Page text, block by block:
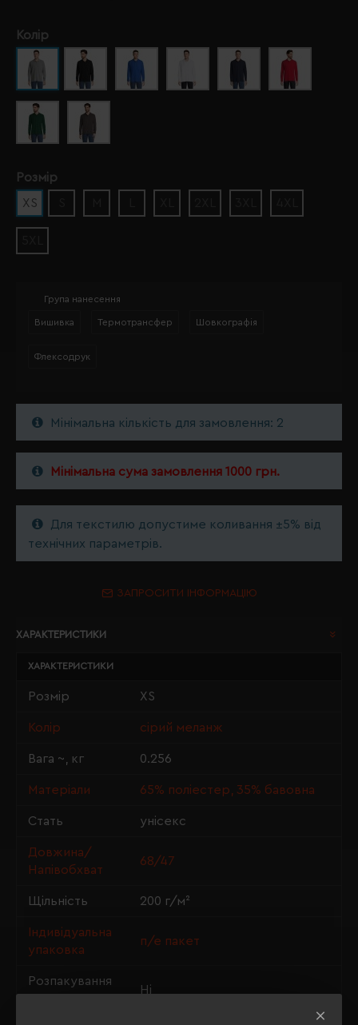
Колір
Розмір
XS
Група нанесення
Вишивка Термотрансфер Шовкографія
Флексодрук
Мінімальна кількість для замовлення: 2
Мінімальна сума замовлення 1000 грн.
Для текстилю допустиме коливання ±5% від
технічних параметрів.
ЗАПРОСИТИ ІНФОРМАЦІЮ
ХАРАКТЕРИСТИКИ
ХАРАКТЕРИСТИКИ
Розмір XS
Колір сірий меланж
Вага ~, кг 0.256
Матеріали 65% поліестер, 35% бавовна
Стать унісекс
Довжина/
Напівобхват
68/47
Щільність 200 г/м²
Індивідуальна
упаковка
п/е пакет
Розпакування
Ні